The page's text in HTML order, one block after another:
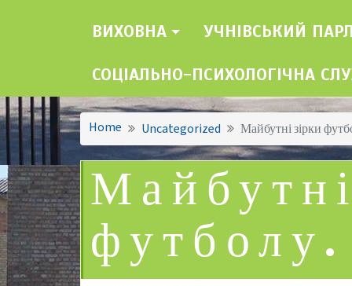
ВИХОВНА УЧНІВСЬКИЙ
СОЦІАЛЬНО-ПСИХОЛОГІЧНА
Home Uncategorized Майбутні зірки
футболу.